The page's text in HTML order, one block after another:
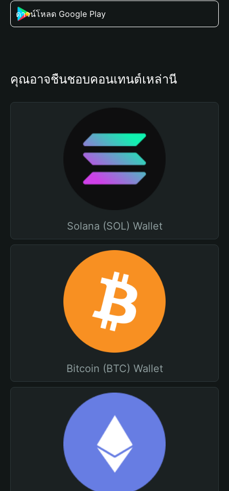
ดาวน์โหลด Google Play
คุณอาจชื่นชอบคอนเทนต์เหล่านี้
Solana (SOL) Wallet
Bitcoin (BTC) Wallet